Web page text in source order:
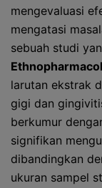
mengevaluasi
mengatasi
sebuah studi
larutan ekstrak
gigi dan
berkumur
signifikan
dibandingkan
ukuran sampel